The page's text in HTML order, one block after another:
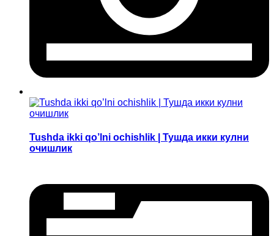
Tushda ikki qo’lni ochishlik | Тушда икки кулни
очишлик